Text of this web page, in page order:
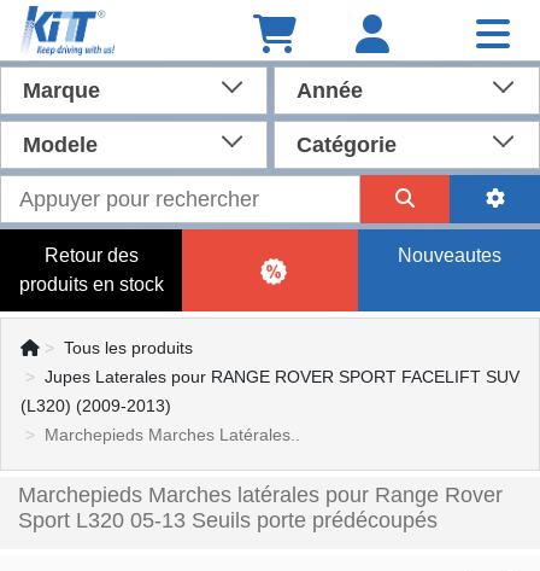
Marque Année
Modele Catégorie
Retour des
produits en stock
Nouveautes
Tous les produits
Jupes Laterales pour RANGE ROVER SPORT FACELIFT SUV
(L320) (2009-2013)
Marchepieds Marches Latérales..
Marchepieds Marches latérales pour Range Rover
Sport L320 05-13 Seuils porte prédécoupés